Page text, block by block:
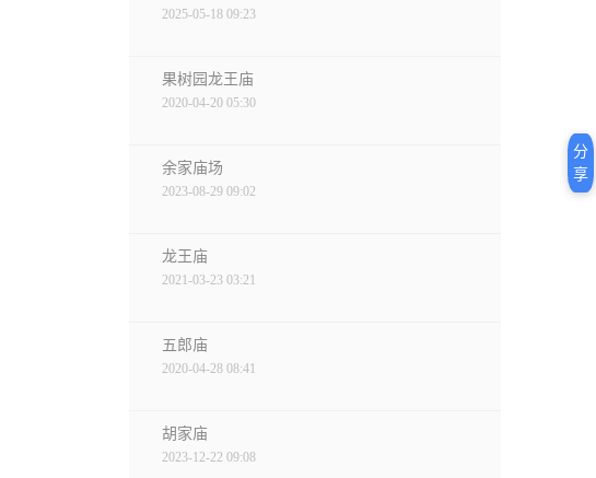
2025-05-18 09:23
果树园龙王庙
2020-04-20 05:30
余家庙场
2023-08-29 09:02
龙王庙
2021-03-23 03:21
五郎庙
2020-04-28 08:41
胡家庙
2023-12-22 09:08
分
享